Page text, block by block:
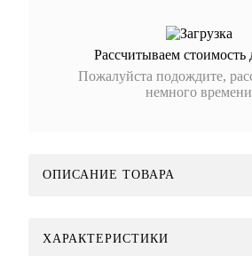
Рассчитываем стоимость
Пожалуйста подождите,
немного времени
ОПИСАНИЕ ТОВАРА
ХАРАКТЕРИСТИКИ